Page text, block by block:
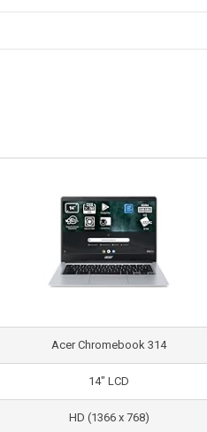
Acer Chromebook 314
14″ LCD
HD (1366 x 768)